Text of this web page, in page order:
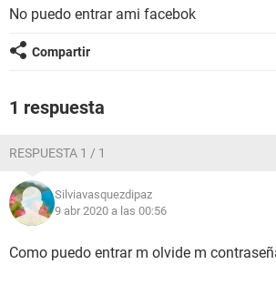
No puedo entrar ami facebok
Compartir
1 respuesta
RESPUESTA 1 / 1
Silviavasquezdipaz
9 abr 2020 a las 00:56
Como puedo entrar m olvide m